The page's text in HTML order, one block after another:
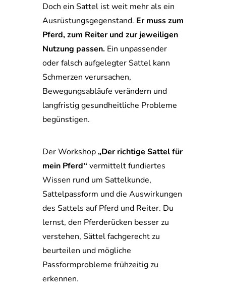
Doch ein Sattel ist weit mehr als ein
Ausrüstungsgegenstand. Er muss zum
Pferd, zum Reiter und zur jeweiligen
Nutzung passen. Ein unpassender
oder falsch aufgelegter Sattel kann
Schmerzen verursachen,
Bewegungsabläufe verändern und
langfristig gesundheitliche Probleme
begünstigen.
Der Workshop„Der richtige Sattel für
mein Pferd“vermittelt fundiertes
Wissen rund um Sattelkunde,
Sattelpassform und die Auswirkungen
des Sattels auf Pferd und Reiter. Du
lernst, den Pferderücken besser zu
verstehen, Sättel fachgerecht zu
beurteilen und mögliche
Passformprobleme frühzeitig zu
erkennen.